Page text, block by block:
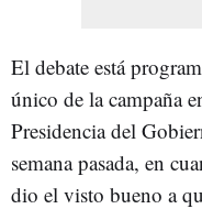
El debate está
único de la campaña
Presidencia del
semana pasada, en
dio el visto bueno a